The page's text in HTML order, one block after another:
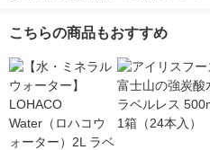
こちらの商品もおすすめ